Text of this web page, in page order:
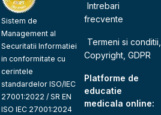
Sistem de
Management al
Securitatii Informatiei
in conformitate cu
cerintele
standardelor ISO/IEC
27001:2022 / SR EN
ISO IEC 27001:2024
Intrebari
frecvente
Termeni si conditii,
Copyright, GDPR
Platforme de
educatie
medicala online: